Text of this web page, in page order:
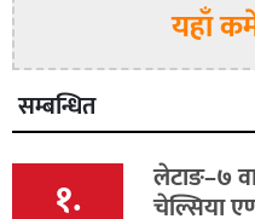
यहाँ
सम्बन्धित
१. लेटाङ–७
चेल्सिया